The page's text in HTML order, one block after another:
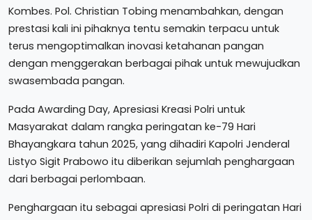
Kombes. Pol. Christian Tobing menambahkan, dengan
prestasi kali ini pihaknya tentu semakin terpacu untuk
terus mengoptimalkan inovasi ketahanan pangan
dengan menggerakan berbagai pihak untuk mewujudkan
swasembada pangan.
Pada Awarding Day, Apresiasi Kreasi Polri untuk
Masyarakat dalam rangka peringatan ke-79 Hari
Bhayangkara tahun 2025, yang dihadiri Kapolri Jenderal
Listyo Sigit Prabowo itu diberikan sejumlah penghargaan
dari berbagai perlombaan.
Penghargaan itu sebagai apresiasi Polri di peringatan Hari